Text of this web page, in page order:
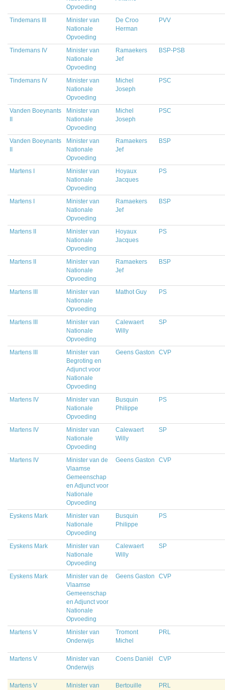
Opvoeding
Tindemans III
Minister van
Nationale
Opvoeding
De Croo
Herman
PVV
Tindemans IV
Minister van
Nationale
Opvoeding
Ramaekers
Jef
BSP-PSB
Tindemans IV
Minister van
Nationale
Opvoeding
Michel
Joseph
PSC
Vanden Boeynants
Minister van
Nationale
Opvoeding
Michel
Joseph
PSC
Vanden Boeynants
Minister van
Nationale
Opvoeding
Ramaekers
Jef
BSP
Martens I
Minister van
Nationale
Opvoeding
Hoyaux
Jacques
PS
Martens I
Minister van
Nationale
Opvoeding
Ramaekers
Jef
BSP
Martens II
Minister van
Nationale
Opvoeding
Hoyaux
Jacques
PS
Martens II
Minister van
Nationale
Opvoeding
Ramaekers
Jef
BSP
Martens III
Minister van
Nationale
Opvoeding
Mathot Guy PS
Martens III
Minister van
Nationale
Opvoeding
Calewaert
Willy
SP
Martens III
Minister van
Begroting en
Adjunct voor
Nationale
Opvoeding
Geens Gaston CVP
Martens IV
Minister van
Nationale
Opvoeding
Busquin
Philippe
PS
Martens IV
Minister van
Nationale
Opvoeding
Calewaert
Willy
SP
Martens IV
Minister van de
Vlaamse
Gemeenschap
en Adjunct voor
Nationale
Opvoeding
Geens Gaston CVP
Eyskens Mark
Minister van
Nationale
Opvoeding
Busquin
Philippe
PS
Eyskens Mark
Minister van
Nationale
Opvoeding
Calewaert
Willy
SP
Eyskens Mark
Minister van de
Vlaamse
Gemeenschap
en Adjunct voor
Nationale
Opvoeding
Geens Gaston CVP
Martens V
Minister van
Onderwijs
Tromont
Michel
PRL
Martens V
Minister van
Onderwijs
Coens Daniël CVP
Martens V
Minister van
Bertouille
PRL